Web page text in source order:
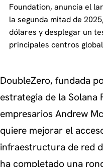
Foundation, anuncia el
la segunda mitad de
dólares y desplegar un
principales centros
DoubleZero, fundada
estrategia de la Solana
empresarios Andrew
quiere mejorar el
infraestructura de red
ha completado una